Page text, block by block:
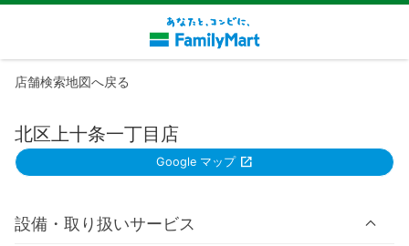
店舗検索地図へ戻る
北区上十条一丁目店
Google マップ
設備・取り扱いサービス